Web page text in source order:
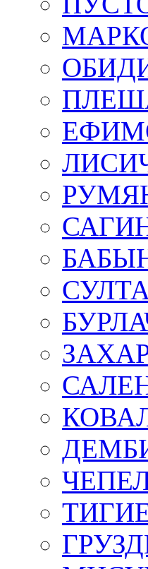
САГИН